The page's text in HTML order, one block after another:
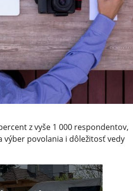
z vyše 1 000 respondentov,
výber povolania i dôležitosť vedy